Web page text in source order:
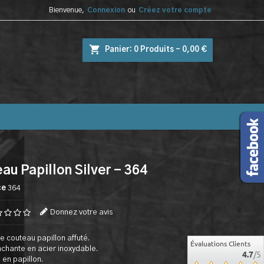
Bienvenue, Connexion ou Créez votre compte
shopping_cart Panier: 0 Produits - 0,00 €
Papillon Silver - 364
364
Donnez votre avis
couteau papillon affuté.
en acier inoxydable.
en papillon.
Évaluations Clients
4.7/5